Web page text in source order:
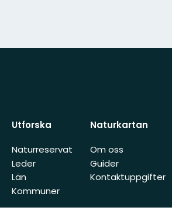
Utforska
Naturreservat
Leder
Län
Kommuner
Naturkartan
Om oss
Guider
Kontaktuppgifter